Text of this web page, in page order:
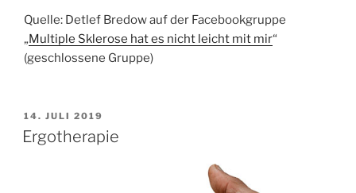
Quelle: Detlef Bredow‎ auf der Facebookgruppe
„Multiple Sklerose hat es nicht leicht mit mir“
(geschlossene Gruppe)
VERÖFFENTLICHT
AM
14. JULI 2019
Ergotherapie